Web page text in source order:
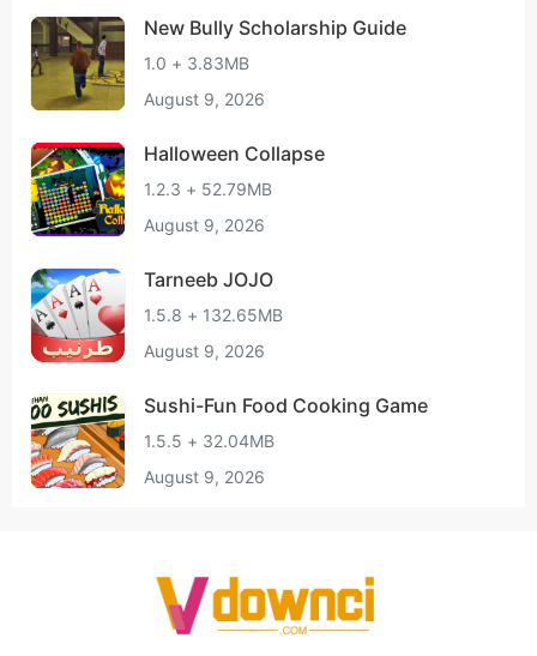
New Bully Scholarship Guide
1.0 + 3.83MB
August 9, 2026
Halloween Collapse
1.2.3 + 52.79MB
August 9, 2026
Tarneeb JOJO
1.5.8 + 132.65MB
August 9, 2026
Sushi-Fun Food Cooking Game
1.5.5 + 32.04MB
August 9, 2026